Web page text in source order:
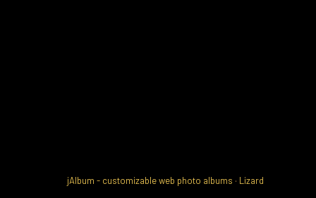
jAlbum - customizable web photo albums · Lizard